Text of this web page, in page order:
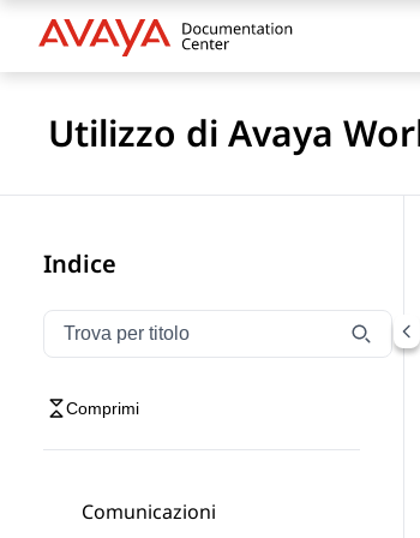
Utilizzo di Avaya
Indice
Filtra la navigazione per titolo
Digitare per filtrare gli elementi di
Comprimi
Comunicazioni